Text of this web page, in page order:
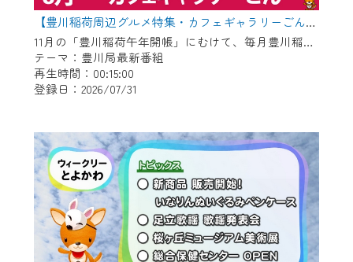
【豊川稲荷周辺グルメ特集・カフェギャラリーごん】Cちゃんのぐるめポケット
11月の「豊川稲荷午年開帳」にむけて、毎月豊川稲荷周辺のグルメを紹介します！ 今回は狐のグッズや縁起物を展示＆販売している古民家カフェ！自慢のお狐ぜんざいやお狐メニューが食べられます♪
テーマ：豊川局最新番組
再生時間：00:15:00
登録日：2026/07/31
＜メンテナンス情報＞
CCNetWebTVのリニューアルにともないメ
ンテナンス作業を予定しています。
作業の間は、CCNetWebTVの画面が「メン
テナンス中」になり、ご利用いただけませ
ん。
ご不便をおかけいたしますが、ご了承の程
よろしくお願いいたします。